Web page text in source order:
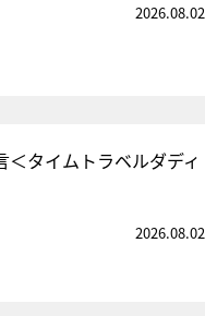
2026.08.02
タイムトラベルダディ
2026.08.02